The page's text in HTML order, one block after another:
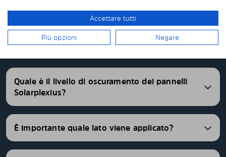
oltre 4500 differenti modelli di auto.
FAQ
Quale è il livello di oscuramento dei pannelli
Solarplexius?
È importante quale lato viene applicato?
Accettare tutti
Più opzioni Negare